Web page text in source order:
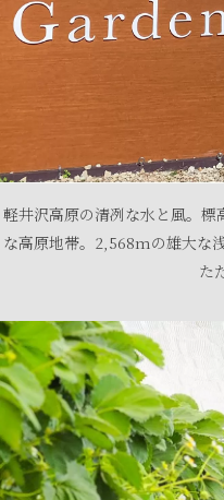
軽井沢高原の清冽な水と風。
な高原地帯。2,568mの雄大な
た